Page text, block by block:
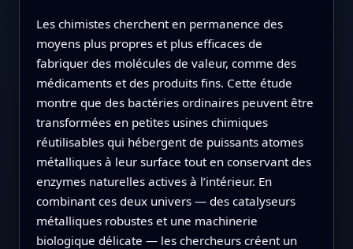
Les chimistes cherchent en permanence des
moyens plus propres et plus efficaces de
fabriquer des molécules de valeur, comme des
médicaments et des produits fins. Cette étude
montre que des bactéries ordinaires peuvent être
transformées en petites usines chimiques
réutilisables qui hébergent de puissants atomes
métalliques à leur surface tout en conservant des
enzymes naturelles actives à l’intérieur. En
combinant ces deux univers — des catalyseurs
métalliques robustes et une machinerie
biologique délicate — les chercheurs créent un